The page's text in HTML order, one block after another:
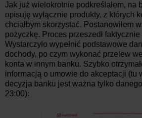
Jak już wielokrotnie podkreślałem, na
opisuję wyłącznie produkty, z których
chciałbym skorzystać. Postanowiłem
pożyczkę. Proces przeszedł
Wystarczyło wypełnić podstawowe
dochody, po czym wykonać przelew
konta w innym banku. Szybko
informacją o umowie do akceptacji (tu
decyzja banku jest ważna tylko
23:00):